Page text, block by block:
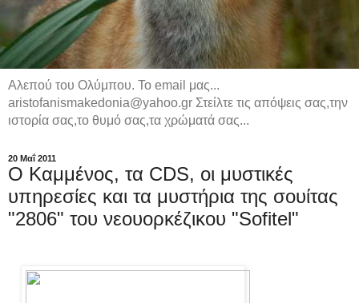
Αλεπού του Ολύμπου. Το email μας...
aristofanismakedonia@yahoo.gr Στείλτε τις απόψεις σας,την
ιστορία σας,το θυμό σας,τα χρώματά σας...
20 Μαΐ 2011
O Καμμένος, τα CDS, οι μυστικές
υπηρεσίες και τα μυστήρια της σουίτας
"2806" του νεουορκέζικου "Sofitel"